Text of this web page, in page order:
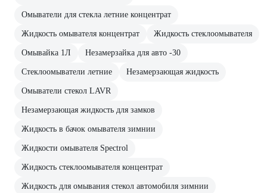
Омыватели для стекла летние концентрат
Жидкость омывателя концентрат Жидкость стеклоомывателя
Омывайка 1Л Незамерзайка для авто -30
Стеклоомыватели летние Незамерзающая жидкость
Омыватели стекол LAVR
Незамерзающая жидкость для замков
Жидкость в бачок омывателя зимнии
Жидкости омывателя Spectrol
Жидкость стеклоомывателя концентрат
Жидкость для омывания стекол автомобиля зимнии